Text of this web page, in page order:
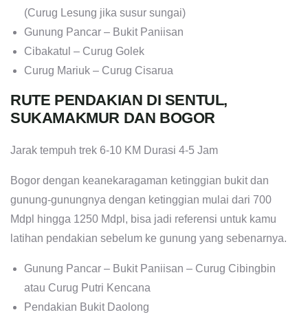
(Curug Lesung jika susur sungai)
Gunung Pancar – Bukit Paniisan
Cibakatul – Curug Golek
Curug Mariuk – Curug Cisarua
RUTE PENDAKIAN DI SENTUL,
SUKAMAKMUR DAN BOGOR
Jarak tempuh trek 6-10 KM Durasi 4-5 Jam
Bogor dengan keanekaragaman ketinggian bukit dan
gunung-gunungnya dengan ketinggian mulai dari 700
Mdpl hingga 1250 Mdpl, bisa jadi referensi untuk kamu
latihan pendakian sebelum ke gunung yang sebenarnya.
Gunung Pancar – Bukit Paniisan – Curug Cibingbin
atau Curug Putri Kencana
Pendakian Bukit Daolong